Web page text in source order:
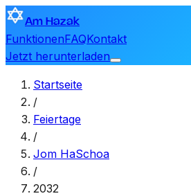
Am Hazak
FunktionenFAQKontakt
Jetzt herunterladen
Startseite
/
Feiertage
/
Jom HaSchoa
/
2032